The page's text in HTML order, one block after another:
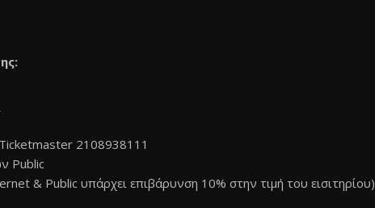
2108938111
Public
& Public υπάρχει επιβάρυνση 10% στην τιμή του εισιτηρίου)